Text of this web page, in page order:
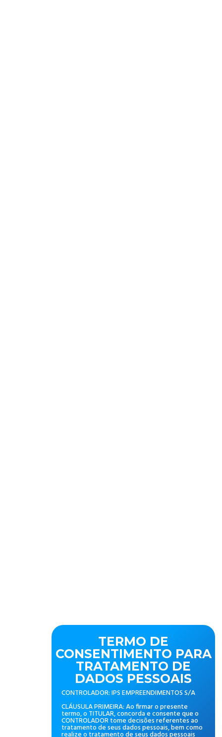
TERMO DE
CONSENTIMENTO PARA
TRATAMENTO DE
DADOS PESSOAIS
CONTROLADOR: IPS EMPREENDIMENTOS S/A
CLÁUSULA PRIMEIRA: Ao firmar o presente
termo, o TITULAR, concorda e consente que o
CONTROLADOR tome decisões referentes ao
tratamento de seus dados pessoais, bem como